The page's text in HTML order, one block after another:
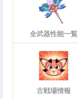
全武器性能一覧
古戦場情報